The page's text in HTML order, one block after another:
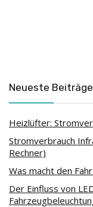
Neueste Beiträge
Heizlüfter:
Stromverbrauch
Rechner)
Was macht den
Der Einfluss von